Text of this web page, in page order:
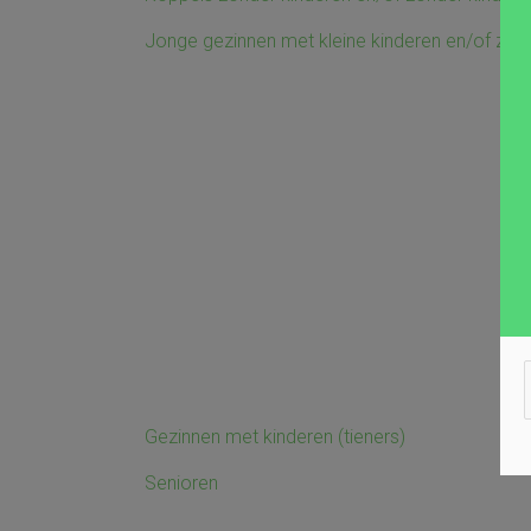
Jonge gezinnen met kleine kinderen en/of
Gezinnen met kinderen (tieners)
Senioren